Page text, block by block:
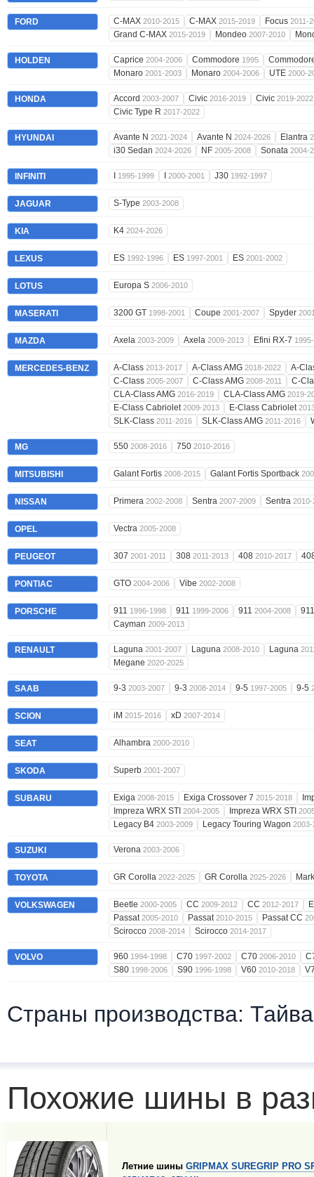
FORD C-MAX 2010-2015 C-MAX 2015-2019 Focus 2011-
Grand C-MAX 2015-2019 Mondeo 2007-2010
HOLDEN Caprice 2004-2006 Commodore 1995
Monaro 2001-2003 Monaro 2004-2006 UTE 2000-
HONDA Accord 2003-2007 Civic 2016-2019 Civic 2019-2022
Civic Type R 2017-2022
HYUNDAI Avante N 2021-2024 Avante N 2024-2026 Elantra
i30 Sedan 2024-2026 NF 2005-2008 Sonata 2004-
INFINITI 1995-1999 2000-2001 J30 1992-1997
JAGUAR S-Type 2003-2008
KIA K4 2024-2026
LEXUS ES 1992-1996 ES 1997-2001 ES 2001-2002
LOTUS Europa S 2006-2010
MASERATI 3200 GT 1998-2001 Coupe 2001-2007 Spyder
MAZDA Axela 2003-2009 Axela 2009-2013 Efini RX-7
MERCEDES-BENZ A-Class 2013-2017 A-Class AMG 2018-2022
A-
C-Class 2005-2007 C-Class AMG 2008-2011
C-
CLA-Class AMG 2016-2019 CLA-Class AMG 2019-
E-Class Cabriolet2009-2013 E-Class Cabriolet
SLK-Class 2011-2016 SLK-Class AMG 2011-2016
MG 550 2008-2016 750 2010-2016
MITSUBISHI Galant Fortis 2008-2015 Galant Fortis Sportback
NISSAN Primera 2002-2008 Sentra 2007-2009 Sentra 2010-
OPEL Vectra 2005-2008
PEUGEOT 307 2001-2011 308 2011-2013 408 2010-2017
PONTIAC GTO 2004-2006 Vibe 2002-2008
PORSCHE 911 1996-1998 911 1999-2006 911 2004-2008
Cayman 2009-2013
RENAULT Laguna 2001-2007 Laguna 2008-2010 Laguna
Megane 2020-2025
SAAB 9-3 2003-2007 9-3 2008-2014 9-5 1997-2005 9-5
SCION iM 2015-2016 xD 2007-2014
SEAT Alhambra 2000-2010
SKODA Superb 2001-2007
SUBARU Exiga 2008-2015 Exiga Crossover 7 2015-2018
Impreza WRX STI 2004-2005 Impreza WRX STI
Legacy B4 2003-2009 Legacy Touring Wagon 2003-
SUZUKI Verona 2003-2006
TOYOTA GR Corolla 2022-2025 GR Corolla 2025-2026
VOLKSWAGEN Beetle 2000-2005 CC 2009-2012 CC 2012-2017
Passat2005-2010 Passat2010-2015 Passat CC
Scirocco 2008-2014 Scirocco 2014-2017
VOLVO 960 1994-1998 C70 1997-2002 C70 2006-2010
S80 1998-2006 S90 1996-1998 V60 2010-2018
Страны производства:
Похожие шины в
Летние шины GRIPMAX SUREGRIP PRO